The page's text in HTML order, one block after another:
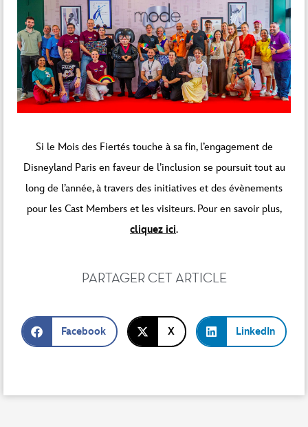
Si le Mois des Fiertés touche à sa fin, l’engagement de
Disneyland Paris en faveur de l’inclusion se poursuit tout au
long de l’année, à travers des initiatives et des évènements
pour les Cast Members et les visiteurs. Pour en savoir plus,
cliquez ici.
PARTAGER CET ARTICLE
Facebook X LinkedIn